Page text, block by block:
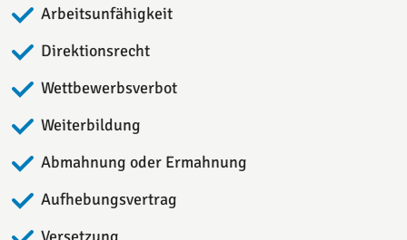
Arbeitsunfähigkeit
Direktionsrecht
Wettbewerbsverbot
Weiterbildung
Abmahnung oder Ermahnung
Aufhebungsvertrag